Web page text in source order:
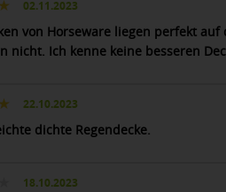
02.11.2023
von Horseware liegen perfekt auf
nicht. Ich kenne keine besseren
22.10.2023
dichte Regendecke.
18.10.2023